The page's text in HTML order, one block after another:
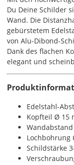
Du Deine Schilder
Wand. Die
gebürstetem
von Alu-Dibond-
Dank des flachen
elegant und
Edelstahl-
Kopfteil Ø 15
Lochbohrung
Schildstärke